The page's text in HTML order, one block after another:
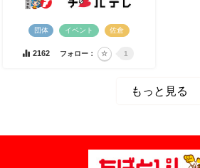
団体 イベント 佐倉
2162 フォロー： 1
もっと見る